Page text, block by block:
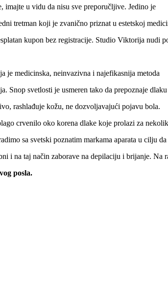
imajte u vidu da nisu sve preporučljive. Jedino je
tretman koji je zvanično priznat u estetskoj
kupon bez registracije. Studio Viktorija nudi
je medicinska, neinvazivna i najefikasnija metoda
Snop svetlosti je usmeren tako da prepoznaje
rashlađuje kožu, ne dozvoljavajući pojavu bola.
crvenilo oko korena dlake koje prolazi za
sa svetski poznatim markama aparata u cilju
i na taj način zaborave na depilaciju i brijanje. Na
posla.